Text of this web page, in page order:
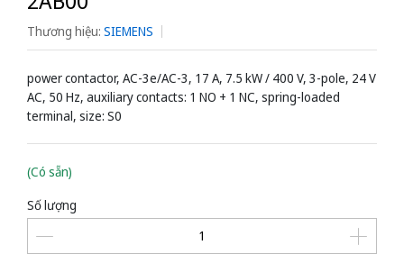
Thương hiệu: SIEMENS
power contactor, AC-3e/AC-3, 17 A, 7.5 kW / 400 V, 3-pole, 24 V
AC, 50 Hz, auxiliary contacts: 1 NO + 1 NC, spring-loaded
terminal, size: S0
(Có sẵn)
Số lượng